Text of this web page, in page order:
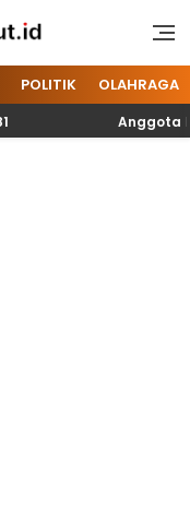
POLITIK OLAHRAGA
Anggota